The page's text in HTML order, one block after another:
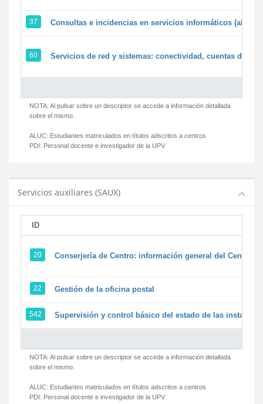
37 Consultas e incidencias en servicios informáticos
60 Servicios de red y sistemas: conectividad, cuentas de
NOTA: Al pulsar sobre un descriptor se accede a información detallada
sobre el mismo.
ALUC: Estudiantes matriculados en títulos adscritos a centros
PDI: Personal docente e investigador de la UPV
Servicios auxiliares (SAUX)
ID
20 Conserjería de Centro: información general del Centro y
22 Gestión de la oficina postal
542 Supervisión y control básico del estado de las
NOTA: Al pulsar sobre un descriptor se accede a información detallada
sobre el mismo.
ALUC: Estudiantes matriculados en títulos adscritos a centros
PDI: Personal docente e investigador de la UPV